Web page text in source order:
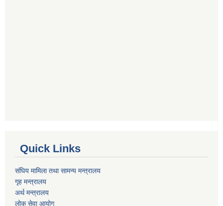
Quick Links
संघिय मामिला तथा सामन्य मन्त्रालय
गृह मन्त्रालय
अर्थ मन्त्रालय
लोक सेवा आयोग